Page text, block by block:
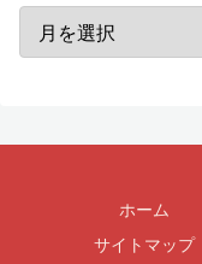
ホーム
サイトマップ